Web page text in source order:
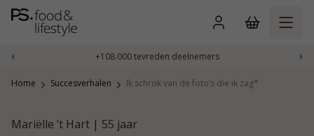
Naar
inhoud
‹ +108.000 tevreden deelnemers ›
Home Succesverhalen Ik schrok van de foto’s die ik zag*
Mariëlle ’t Hart | 55 jaar